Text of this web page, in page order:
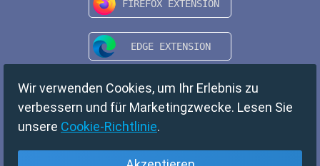
Wir verwenden Cookies, um Ihr Erlebnis zu
verbessern und für Marketingzwecke. Lesen Sie
unsere Cookie-Richtlinie.